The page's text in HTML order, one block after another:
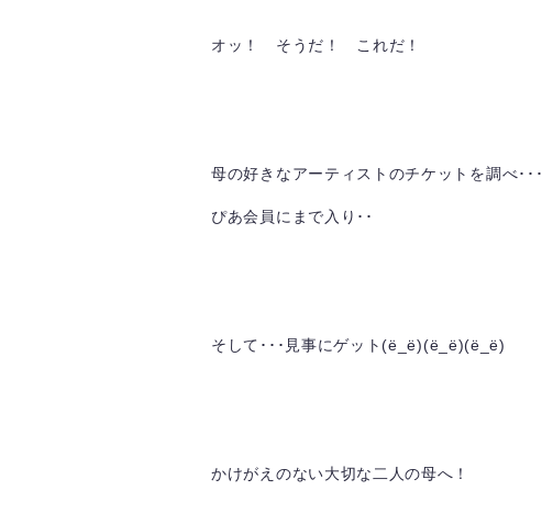
オッ！ そうだ！ これだ！
母の好きなアーティストのチケットを調べ･･･
ぴあ会員にまで入り･･
そして･･･見事にゲット(ё_ё)(ё_ё)(ё_ё)
かけがえのない大切な二人の母へ！